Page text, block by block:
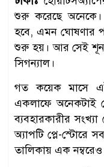
শুরু করেছে অনেকে।
হবে, এমন ঘোষণার
শুরু হয়। আর সেই
সিগন্যাল।
গত কয়েক মাসে এই
একলাফে অনেকটাই
ব্যবহারকারীর
অ্যাপটি প্লে-স্টোরে
তালিকায় এক